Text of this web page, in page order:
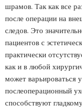
шрамов. Так как все
после операции на
следов. Это
пациентов с
практически
как и в любой
может варьироваться
послеоперационный
способствуют